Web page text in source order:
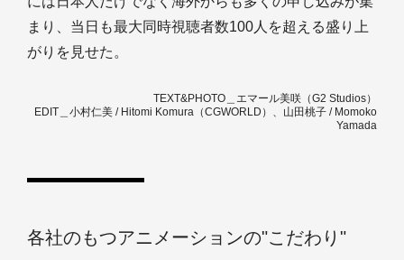
まり、当日も最大同時視聴者数100人を超える盛り上
がりを見せた。
TEXT&PHOTO＿エマール美咲（G2 Studios）
EDIT＿小村仁美 / Hitomi Komura（CGWORLD）、山田桃子 / Momoko
Yamada
各社のもつアニメーションの"こだわり"